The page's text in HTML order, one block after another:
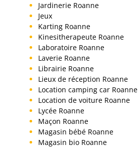
Jardinerie Roanne
Jeux
Karting Roanne
Kinesitherapeute Roanne
Laboratoire Roanne
Laverie Roanne
Librairie Roanne
Lieux de réception Roanne
Location camping car Roanne
Location de voiture Roanne
Lycée Roanne
Maçon Roanne
Magasin bébé Roanne
Magasin bio Roanne